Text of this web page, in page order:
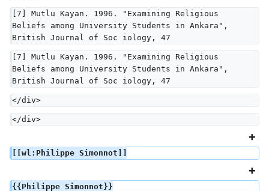
[7] Mutlu Kayan. 1996. "Examining Religious
Beliefs among University Students in Ankara",
British Journal of Soc iology, 47
[7] Mutlu Kayan. 1996. "Examining Religious
Beliefs among University Students in Ankara",
British Journal of Soc iology, 47
</div>
</div>
[[wl:Philippe Simonnot]]
{{Philippe Simonnot}}